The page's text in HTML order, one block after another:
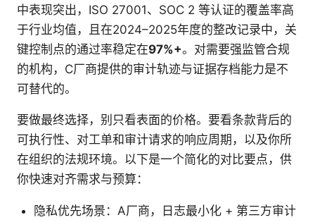
中表现突出，ISO 27001、SOC 2 等认证的覆盖率高
于行业均值，且在2024–2025年度的整改记录中，关
键控制点的通过率稳定在97%+。对需要强监管合规
的机构，C厂商提供的审计轨迹与证据存档能力是不
可替代的。
要做最终选择，别只看表面的价格。要看条款背后的
可执行性、对工单和审计请求的响应周期，以及你所
在组织的法规环境。以下是一个简化的对比要点，供
你快速对齐需求与预算：
隐私优先场景：A厂商，日志最小化 + 第三方审计